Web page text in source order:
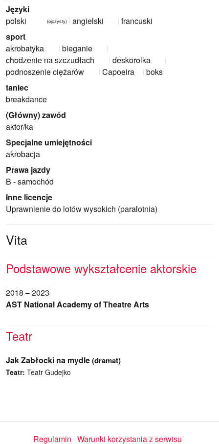
Języki
polski
(ojczysty) angielski
francuski
sport
akrobatyka
bieganie
chodzenie na szczudłach
deskorolka
podnoszenie ciężarów
Capoeira
boks
taniec
breakdance
(Główny) zawód
aktor/ka
Specjalne umiejętności
akrobacja
Prawa jazdy
B - samochód
Inne licencje
Uprawnienie do lotów wysokich (paralotnia)
Vita
Podstawowe wykształcenie aktorskie
2018 – 2023
AST National Academy of Theatre Arts
Teatr
Jak Zabłocki na mydle(dramat)
Teatr: Teatr Gudejko
Regulamin Warunki korzystania z serwisu